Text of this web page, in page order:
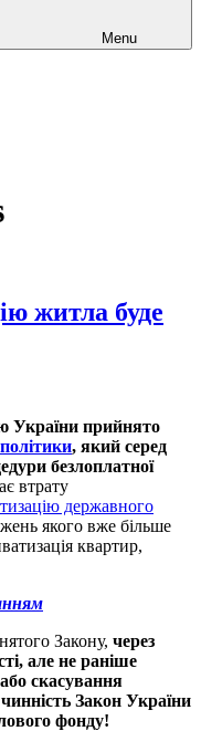
Menu
житла буде
України прийнято
, який серед
безлоплатної
втрату
державного
якого вже більше
квартир,
Закону, через
але не раніше
скасування
Закон України
фонду!